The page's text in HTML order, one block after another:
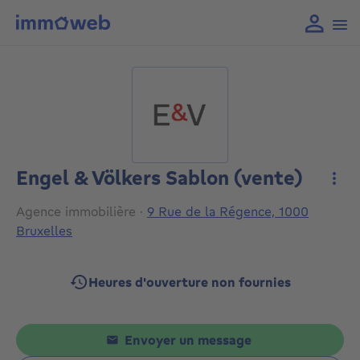
Engel & Völkers Sablon (vente)
Agence immobilière · 9 Rue de la Régence, 1000
Bruxelles
Heures d'ouverture non fournies
Envoyer un message